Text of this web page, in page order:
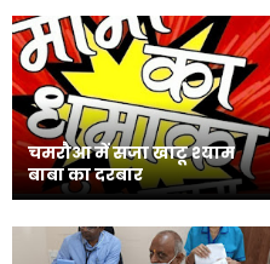
चमरौआ में सजा खाटू श्याम
बाबा का दरबार